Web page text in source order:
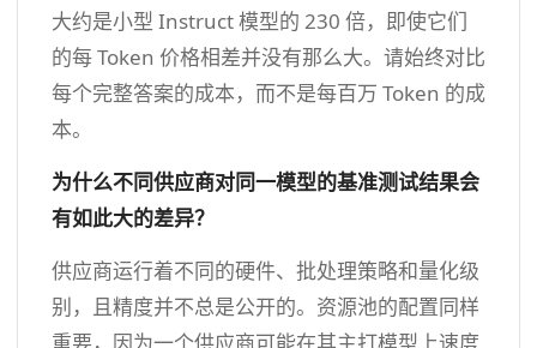
大约是小型 Instruct 模型的 230 倍，即使它们
的每 Token 价格相差并没有那么大。请始终对比
每个完整答案的成本，而不是每百万 Token 的成
本。
为什么不同供应商对同一模型的基准测试结果会
有如此大的差异？
供应商运行着不同的硬件、批处理策略和量化级
别，且精度并不总是公开的。资源池的配置同样